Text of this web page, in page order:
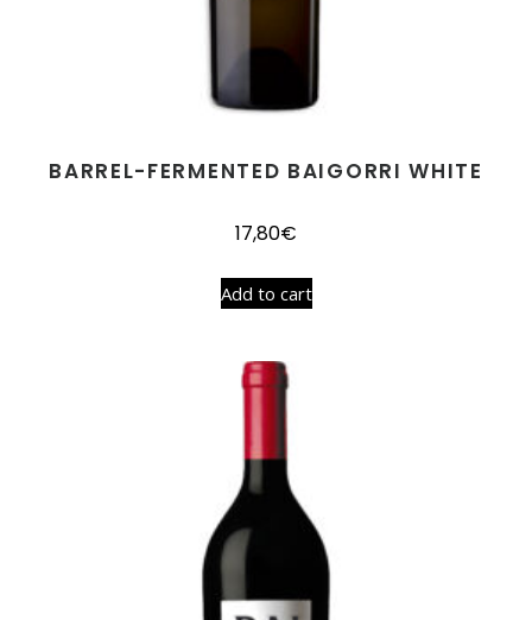
BARREL-FERMENTED BAIGORRI WHITE
17,80€
Add to cart